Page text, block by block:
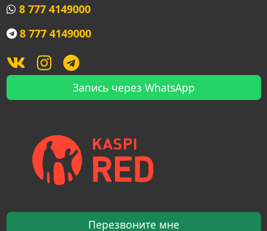
8 777 4149000
8 777 4149000
Запись через WhatsApp
Перезвоните мне